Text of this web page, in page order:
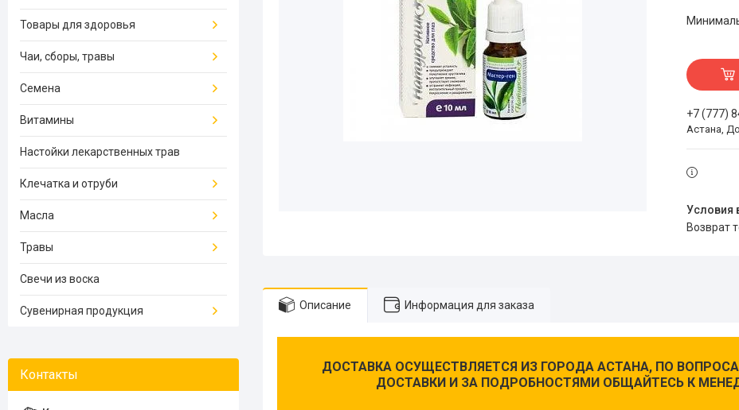
+7 (777)
Астана,
возврат
Описание Информация для заказа
ДОСТАВКА ОСУЩЕСТВЛЯЕТСЯ ИЗ ГОРОДА АСТАНА, ПО
ДОСТАВКИ И ЗА ПОДРОБНОСТЯМИ ОБЩАЙТЕСЬ К
Товары для здоровья
Чаи, сборы, травы
Семена
Витамины
Настойки лекарственных трав
Клечатка и отруби
Масла
Травы
Свечи из воска
Сувенирная продукция